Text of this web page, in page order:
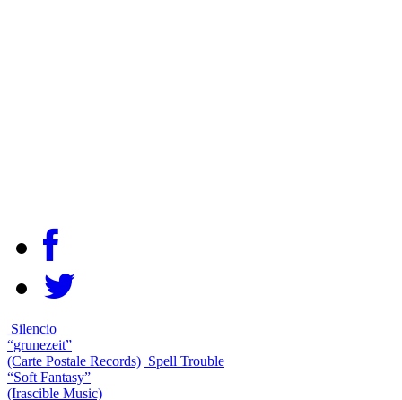
Silencio
“grunezeit”
(Carte Postale Records) Spell Trouble
“Soft Fantasy”
(Irascible Music)